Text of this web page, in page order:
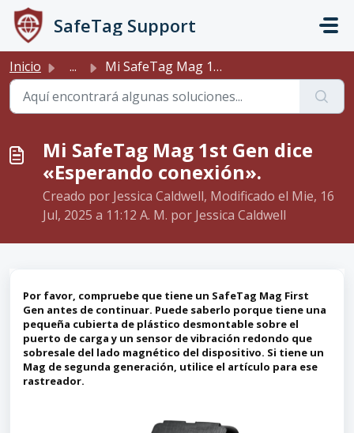
Saltar al contenido principal
SafeTag Support
Inicio ... Mi SafeTag Mag 1st Gen dice «Esperando conexión».
Mi SafeTag Mag 1st Gen dice
«Esperando conexión».
Creado por Jessica Caldwell, Modificado el Mie, 16
Jul, 2025 a 11:12 A. M. por Jessica Caldwell
Por favor, compruebe que tiene un SafeTag Mag First
Gen antes de continuar. Puede saberlo porque tiene una
pequeña cubierta de plástico desmontable sobre el
puerto de carga y un sensor de vibración redondo que
sobresale del lado magnético del dispositivo. Si tiene un
Mag de segunda generación, utilice el artículo para ese
rastreador.